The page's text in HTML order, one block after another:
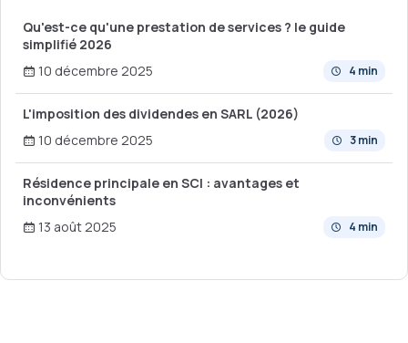
Qu'est-ce qu'une prestation de services ? le guide
simplifié 2026
4 min
10 décembre 2025
L'imposition des dividendes en SARL (2026)
3 min
10 décembre 2025
Résidence principale en SCI : avantages et
inconvénients
4 min
13 août 2025